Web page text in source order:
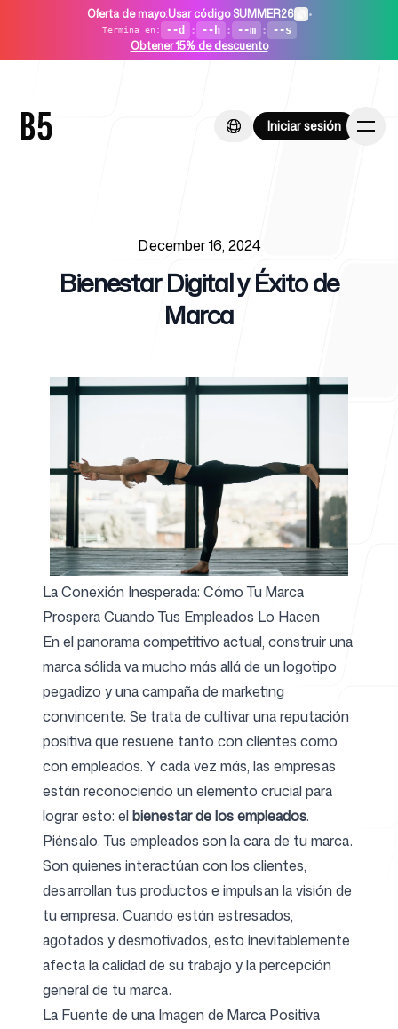
Oferta de mayo:Usar código SUMMER26 •
Termina en : --d : --h : --m : --s
Obtener 15% de descuento
Iniciar sesión
Iniciar sesión
Para agencias
Blog
Precios
Centro de ayuda
Herramientas gratuitas
FAQ
December 16, 2024
Bienestar Digital y Éxito de
Marca
La Conexión Inesperada: Cómo Tu Marca
Prospera Cuando Tus Empleados Lo Hacen
En el panorama competitivo actual, construir una
marca sólida va mucho más allá de un logotipo
pegadizo y una campaña de marketing
convincente. Se trata de cultivar una reputación
positiva que resuene tanto con clientes como
con empleados. Y cada vez más, las empresas
están reconociendo un elemento crucial para
lograr esto: elbienestar de los empleados.
Piénsalo. Tus empleados son la cara de tu marca.
Son quienes interactúan con los clientes,
desarrollan tus productos e impulsan la visión de
tu empresa. Cuando están estresados,
agotados y desmotivados, esto inevitablemente
afecta la calidad de su trabajo y la percepción
general de tu marca.
La Fuente de una Imagen de Marca Positiva